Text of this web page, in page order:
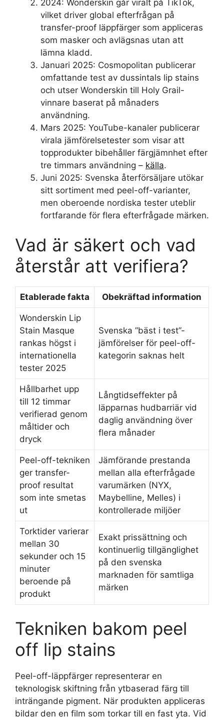
2024: Wonderskin går viralt på TikTok,
vilket driver global efterfrågan på
transfer-proof läppfärger som appliceras
som masker och avlägsnas utan att
lämna kladd.
Januari 2025: Cosmopolitan publicerar
omfattande test av dussintals lip stains
och utser Wonderskin till Holy Grail-
vinnare baserat på månaders
användning.
Mars 2025: YouTube-kanaler publicerar
virala jämförelsetester som visar att
topprodukter bibehåller färgjämnhet efter
tre timmars användning – källa.
Juni 2025: Svenska återförsäljare utökar
sitt sortiment med peel-off-varianter,
men oberoende nordiska tester uteblir
fortfarande för flera efterfrågade märken.
Vad är säkert och vad
återstår att verifiera?
Etablerade fakta Obekräftad information
Wonderskin Lip
Stain Masque
rankas högst i
internationella
tester 2025
Svenska ”bäst i test”-
jämförelser för peel-off-
kategorin saknas helt
Hållbarhet upp
till 12 timmar
verifierad genom
måltider och
dryck
Långtidseffekter på
läpparnas hudbarriär vid
daglig användning över
flera månader
Peel-off-tekniken
ger transfer-
proof resultat
som inte smetas
ut
Jämförande prestanda
mellan alla efterfrågade
varumärken (NYX,
Maybelline, Melles) i
kontrollerade miljöer
Torktider varierar
mellan 30
sekunder och 15
minuter
beroende på
produkt
Exakt prissättning och
kontinuerlig tillgänglighet
på den svenska
marknaden för samtliga
märken
Tekniken bakom peel
off lip stains
Peel-off-läppfärger representerar en
teknologisk skiftning från ytbaserad färg till
inträngande pigment. När produkten appliceras
bildar den en film som torkar till en fast yta. Vid